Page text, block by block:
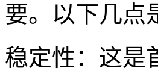
要。以下几点
稳定性：这是